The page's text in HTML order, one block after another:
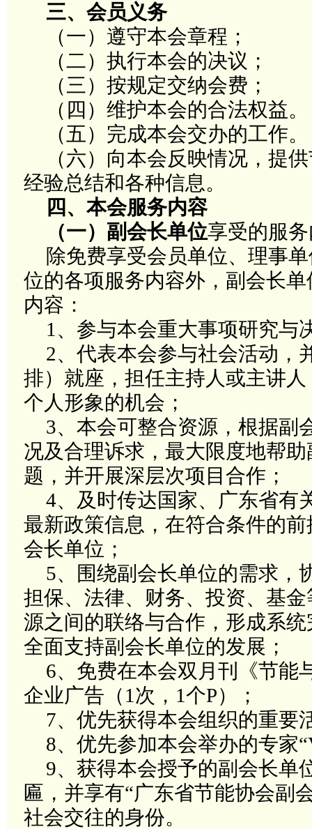
三、 会员义务
（一）遵守本会章程；
（二）执行本会的决议；
（三）按规定交纳会费；
（四）维护本会的合法权益。
（五）完成本会交办的工作。
（六）向本会反映情况，提
经验总结和各种信息。
四、本会服务内容
（一）副会长单位享受的服
除免费享受会员单位、理事
位的各项服务内容外，副会长
内容：
1 、参与本会重大事项研究与
2、代表本会参与社会活动，
排）就座，担任主持人或主讲
个人形象的机会；
3、 本会可整合资源，根据副
况及合理诉求，最大限度地帮
题，并开展深层次项目合作；
4、及时传达国家、广东省有
最新政策信息，在符合条件的
会长单位；
5、围绕副会长单位的需求，
担保、法律、财务、投资、基
源之间的联络与合作，形成系
全面支持副会长单位的发展；
6、 免费在本会双月刊《节能
企业广告（1 次， 1个P）；
7、优先获得本会组织的重要
8、优先参加本会举办的专家
9、获得本会授予的副会长单
匾，并享有“广东省节能协会副
社会交往的身份。